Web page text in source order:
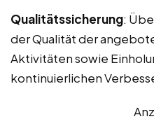
Qualitätssicherung:
der Qualität der
Aktivitäten sowie
kontinuierlichen